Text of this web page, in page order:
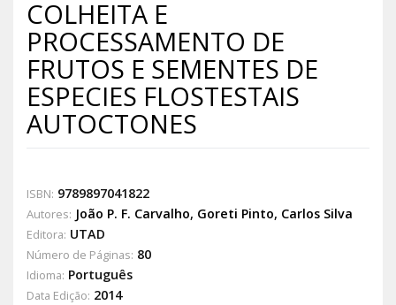
COLHEITA E
PROCESSAMENTO DE
FRUTOS E SEMENTES DE
ESPECIES FLOSTESTAIS
AUTOCTONES
ISBN: 9789897041822
Autores: João P. F. Carvalho, Goreti Pinto, Carlos Silva
Editora: UTAD
Número de Páginas: 80
Idioma: Português
Data Edição: 2014